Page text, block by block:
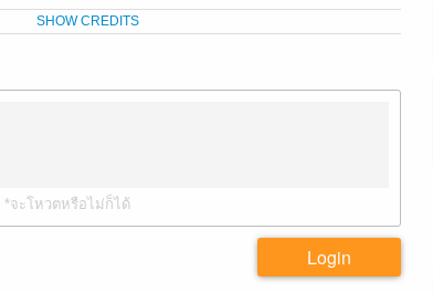
SHOW CREDITS
*จะโหวตหรือไม่ก็ได้
Login